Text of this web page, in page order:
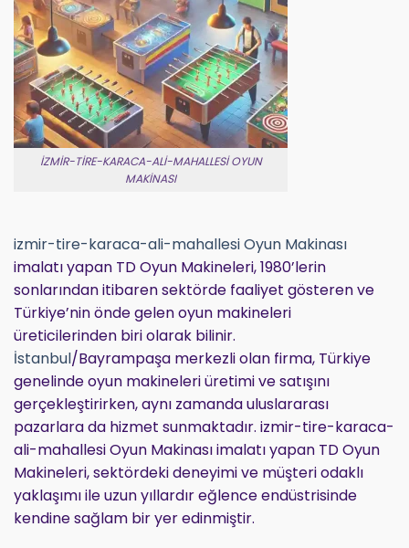
IZMIR-TIRE-KARACA-ALI-MAHALLESI OYUN
MAKINASI
izmir-tire-karaca-ali-mahallesi Oyun Makinası
imalatı yapan TD Oyun Makineleri, 1980’lerin
sonlarından itibaren sektörde faaliyet gösteren ve
Türkiye’nin önde gelen oyun makineleri
üreticilerinden biri olarak bilinir.
İstanbul/Bayrampaşa merkezli olan firma, Türkiye
genelinde oyun makineleri üretimi ve satışını
gerçekleştirirken, aynı zamanda uluslararası
pazarlara da hizmet sunmaktadır. izmir-tire-karaca-
ali-mahallesi Oyun Makinası imalatı yapan TD Oyun
Makineleri, sektördeki deneyimi ve müşteri odaklı
yaklaşımı ile uzun yıllardır eğlence endüstrisinde
kendine sağlam bir yer edinmiştir.